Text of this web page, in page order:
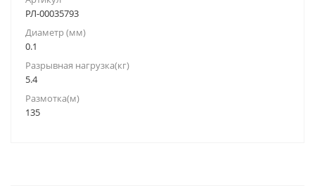
РЛ-00035793
Диаметр (мм)
0.1
Разрывная нагрузка(кг)
5.4
Размотка(м)
135